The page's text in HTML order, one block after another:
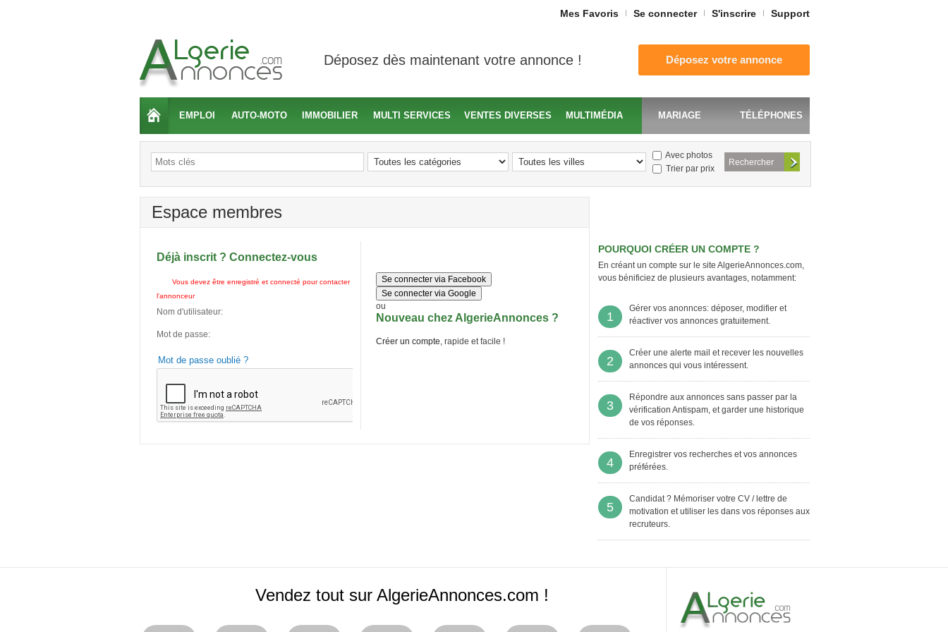
Mes Favoris Se connecter S'inscrire Support
Déposez dès maintenant votre annonce ! Déposez votre annonce
EMPLOI AUTO-MOTO IMMOBILIER MULTI SERVICES VENTES DIVERSES MULTIMÉDIA MARIAGE TÉLÉPHONES
Avec photos
Trier par prix
Espace membres
Déjà inscrit ? Connectez-vous
Vous devez être enregistré et connecté pour contacter
l'annonceur
Nom d'utilisateur:
Mot de passe:
Mot de passe oublié ?
Se connecter via Facebook
Se connecter via Google
ou
Nouveau chez AlgerieAnnonces ?
Créer un compte, rapide et facile !
POURQUOI CRÉER UN COMPTE ?
En créant un compte sur le site AlgerieAnnonces.com,
vous bénificiez de plusieurs avantages, notamment:
1
Gérer vos anonnces: déposer, modifier et
réactiver vos annonces gratuitement.
2
Créer une alerte mail et recever les nouvelles
annonces qui vous intéressent.
3
Répondre aux annonces sans passer par la
vérification Antispam, et garder une historique
de vos réponses.
4
Enregistrer vos recherches et vos annonces
préférées.
5
Candidat ? Mémoriser votre CV / lettre de
motivation et utiliser les dans vos réponses aux
recruteurs.
Vendez tout sur AlgerieAnnonces.com !